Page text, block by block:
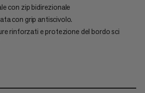
con zip bidirezionale
con grip antiscivolo.
rinforzati e protezione del bordo sci